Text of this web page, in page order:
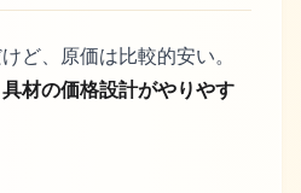
ど、原価は比較的安い。
材の価格設計がやりやす